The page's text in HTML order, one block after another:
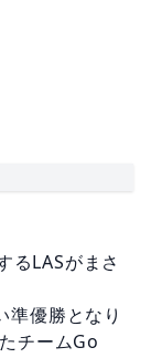
るLASがまさ
準優勝となり
チームGo